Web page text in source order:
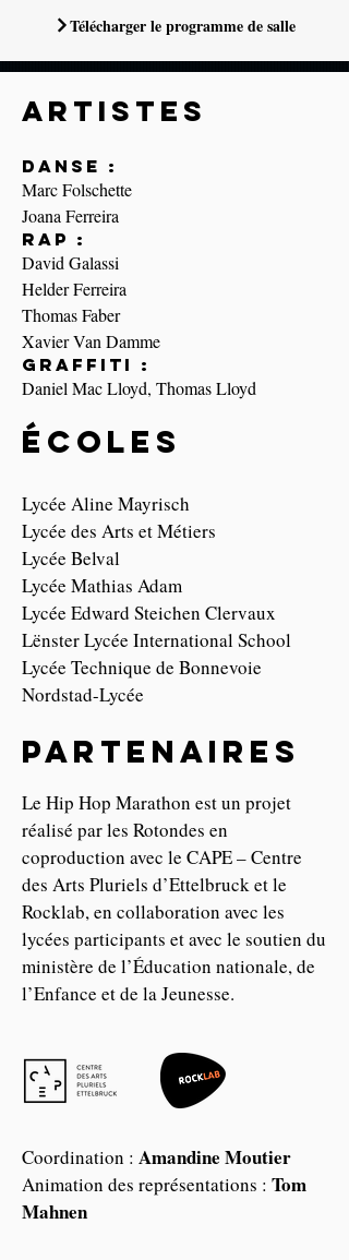
Télécharger le programme de salle
Artistes
Danse :
Marc Folschette
Joana Ferreira
Rap :
David Galassi
Helder Ferreira
Thomas Faber
Xavier Van Damme
Graffiti :
Daniel Mac Lloyd, Thomas Lloyd
Écoles
Lycée Aline Mayrisch
Lycée des Arts et Métiers
Lycée Belval
Lycée Mathias Adam
Lycée Edward Steichen Clervaux
Lënster Lycée International School
Lycée Technique de Bonnevoie
Nordstad-Lycée
partenaires
Le Hip Hop Marathon est un projet
réalisé par les Rotondes en
coproduction avec le CAPE – Centre
des Arts Pluriels d’Ettelbruck et le
Rocklab, en collaboration avec les
lycées participants et avec le soutien du
ministère de l’Éducation nationale, de
l’Enfance et de la Jeunesse.
Coordination : Amandine Moutier
Animation des représentations : Tom
Mahnen